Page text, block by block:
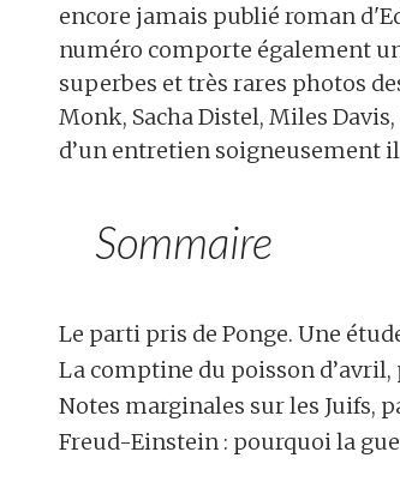
encore jamais publié roman
numéro comporte également
superbes et très rares photos
Monk, Sacha Distel, Miles
d’un entretien soigneusement
Sommaire
Le parti pris de Ponge. Une
La comptine du poisson d’avril,
Notes marginales sur les Juifs,
Freud-Einstein : pourquoi la